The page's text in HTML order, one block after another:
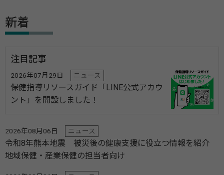
新着
注目記事
2026年07月29日 ニュース
保健指導リソースガイド「LINE公式アカウ
ント」を開設しました！
2026年08月06日 ニュース
令和8年熊本地震 被災後の健康支援に役立つ情報を紹介
地域保健・産業保健の担当者向け